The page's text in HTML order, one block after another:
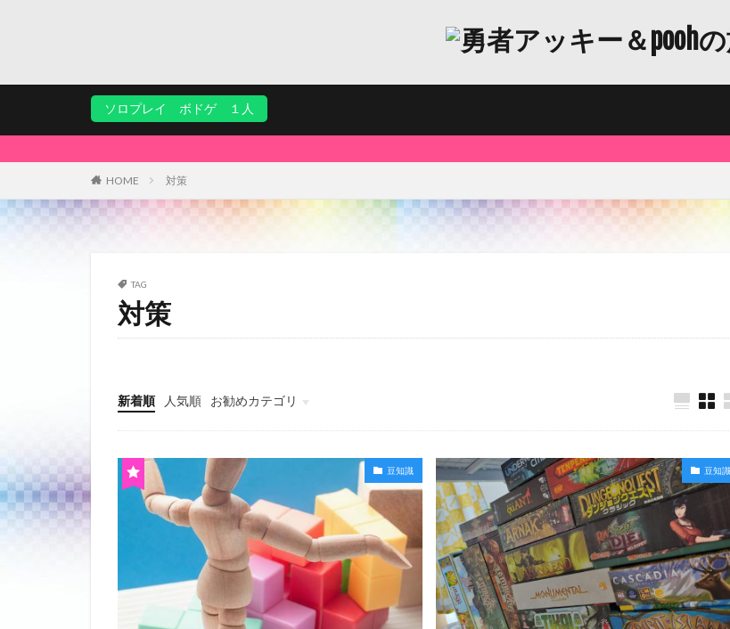
ソロプレイ ボドゲ １人
ソロ
HOME 対策
TAG
対策
新着順 人気順
お勧めカテゴリ
未分類
豆知識 豆知識